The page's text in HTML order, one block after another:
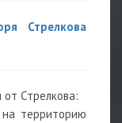
Стрелкова
Стрелкова:
территорию